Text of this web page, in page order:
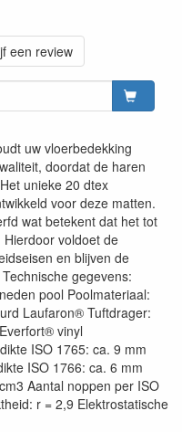
een review
uw vloerbedekking
doordat de haren
unieke 20 dtex
voor deze matten.
wat betekent dat het tot
voldoet de
en blijven de
gegevens:
pool Poolmateriaal:
Laufaron® Tuftdrager:
vinyl
ISO 1765: ca. 9 mm
ISO 1766: ca. 6 mm
Aantal noppen per ISO
r = 2,9 Elektrostatische